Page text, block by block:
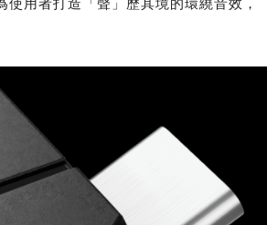
用者打造「聲」歷其境的環繞音效，